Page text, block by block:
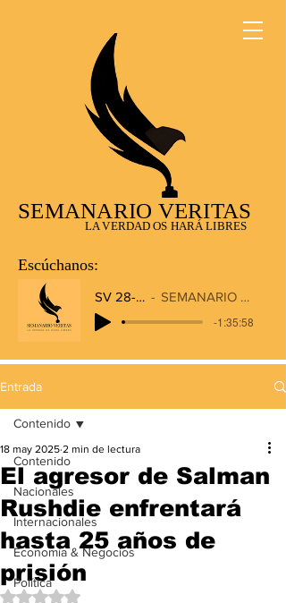
SEMANARIO VERITAS
LA VERDAD OS HARÁ LIBRES
Escúchanos:
SV 28-12-2025
SEMANARIO VERITAS RADIO
-1:35:58
Entrada
Contenido
Nacionales
Internacionales
Economía & Negocios
Política
Contenido
El agresor de Salman
Rushdie enfrentará
hasta 25 años de
prisión
18 may 2025 2 min de lectura
Obtuvo NaN de 5 estrellas.